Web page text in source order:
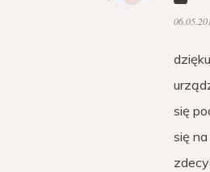
się
się